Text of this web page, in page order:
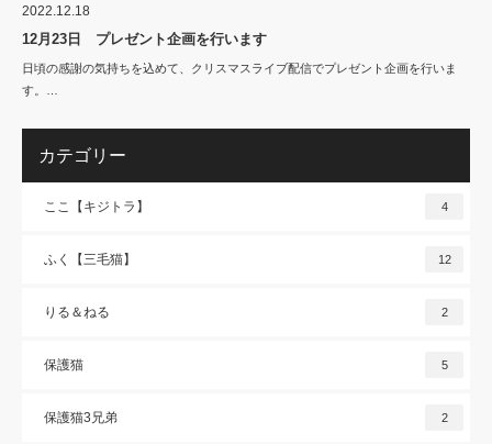
2022.12.18
12月23日 プレゼント企画を行います
日頃の感謝の気持ちを込めて、クリスマスライブ配信でプレゼント企画を行いま
す。…
カテゴリー
ここ【キジトラ】 4
ふく【三毛猫】 12
りる＆ねる 2
保護猫 5
保護猫3兄弟 2